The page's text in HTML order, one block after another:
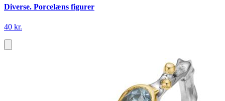
Diverse. Porcelæns figurer
40 kr.